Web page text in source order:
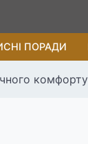
ПОРАДИ